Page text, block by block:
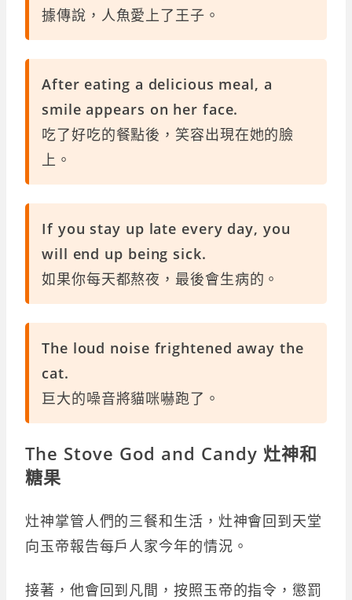
據傳說，人魚愛上了王子。
After eating a delicious meal, a
smile appears on her face.
吃了好吃的餐點後，笑容出現在她的臉
上。
If you stay up late every day, you
will end up being sick.
如果你每天都熬夜，最後會生病的。
The loud noise frightened away the
cat.
巨大的噪音將貓咪嚇跑了。
The Stove God and Candy 灶神和
糖果
灶神掌管人們的三餐和生活，灶神會回到天堂
向玉帝報告每戶人家今年的情況。
接著，他會回到凡間，按照玉帝的指令，懲罰